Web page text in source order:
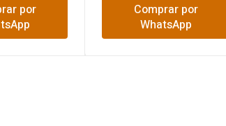
por
Comprar por
WhatsApp